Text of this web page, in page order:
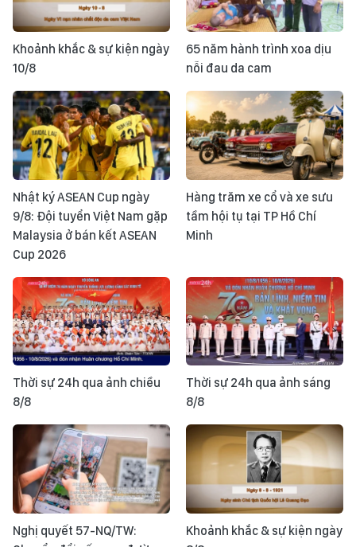
Khoảnh khắc & sự kiện ngày
10/8
65 năm hành trình xoa dịu
nỗi đau da cam
Nhật ký ASEAN Cup ngày
9/8: Đội tuyển Việt Nam gặp
Malaysia ở bán kết ASEAN
Cup 2026
Hàng trăm xe cổ và xe sưu
tầm hội tụ tại TP Hồ Chí
Minh
Thời sự 24h qua ảnh chiều
8/8
Thời sự 24h qua ảnh sáng
8/8
Nghị quyết 57-NQ/TW:
Khoảnh khắc & sự kiện ngày